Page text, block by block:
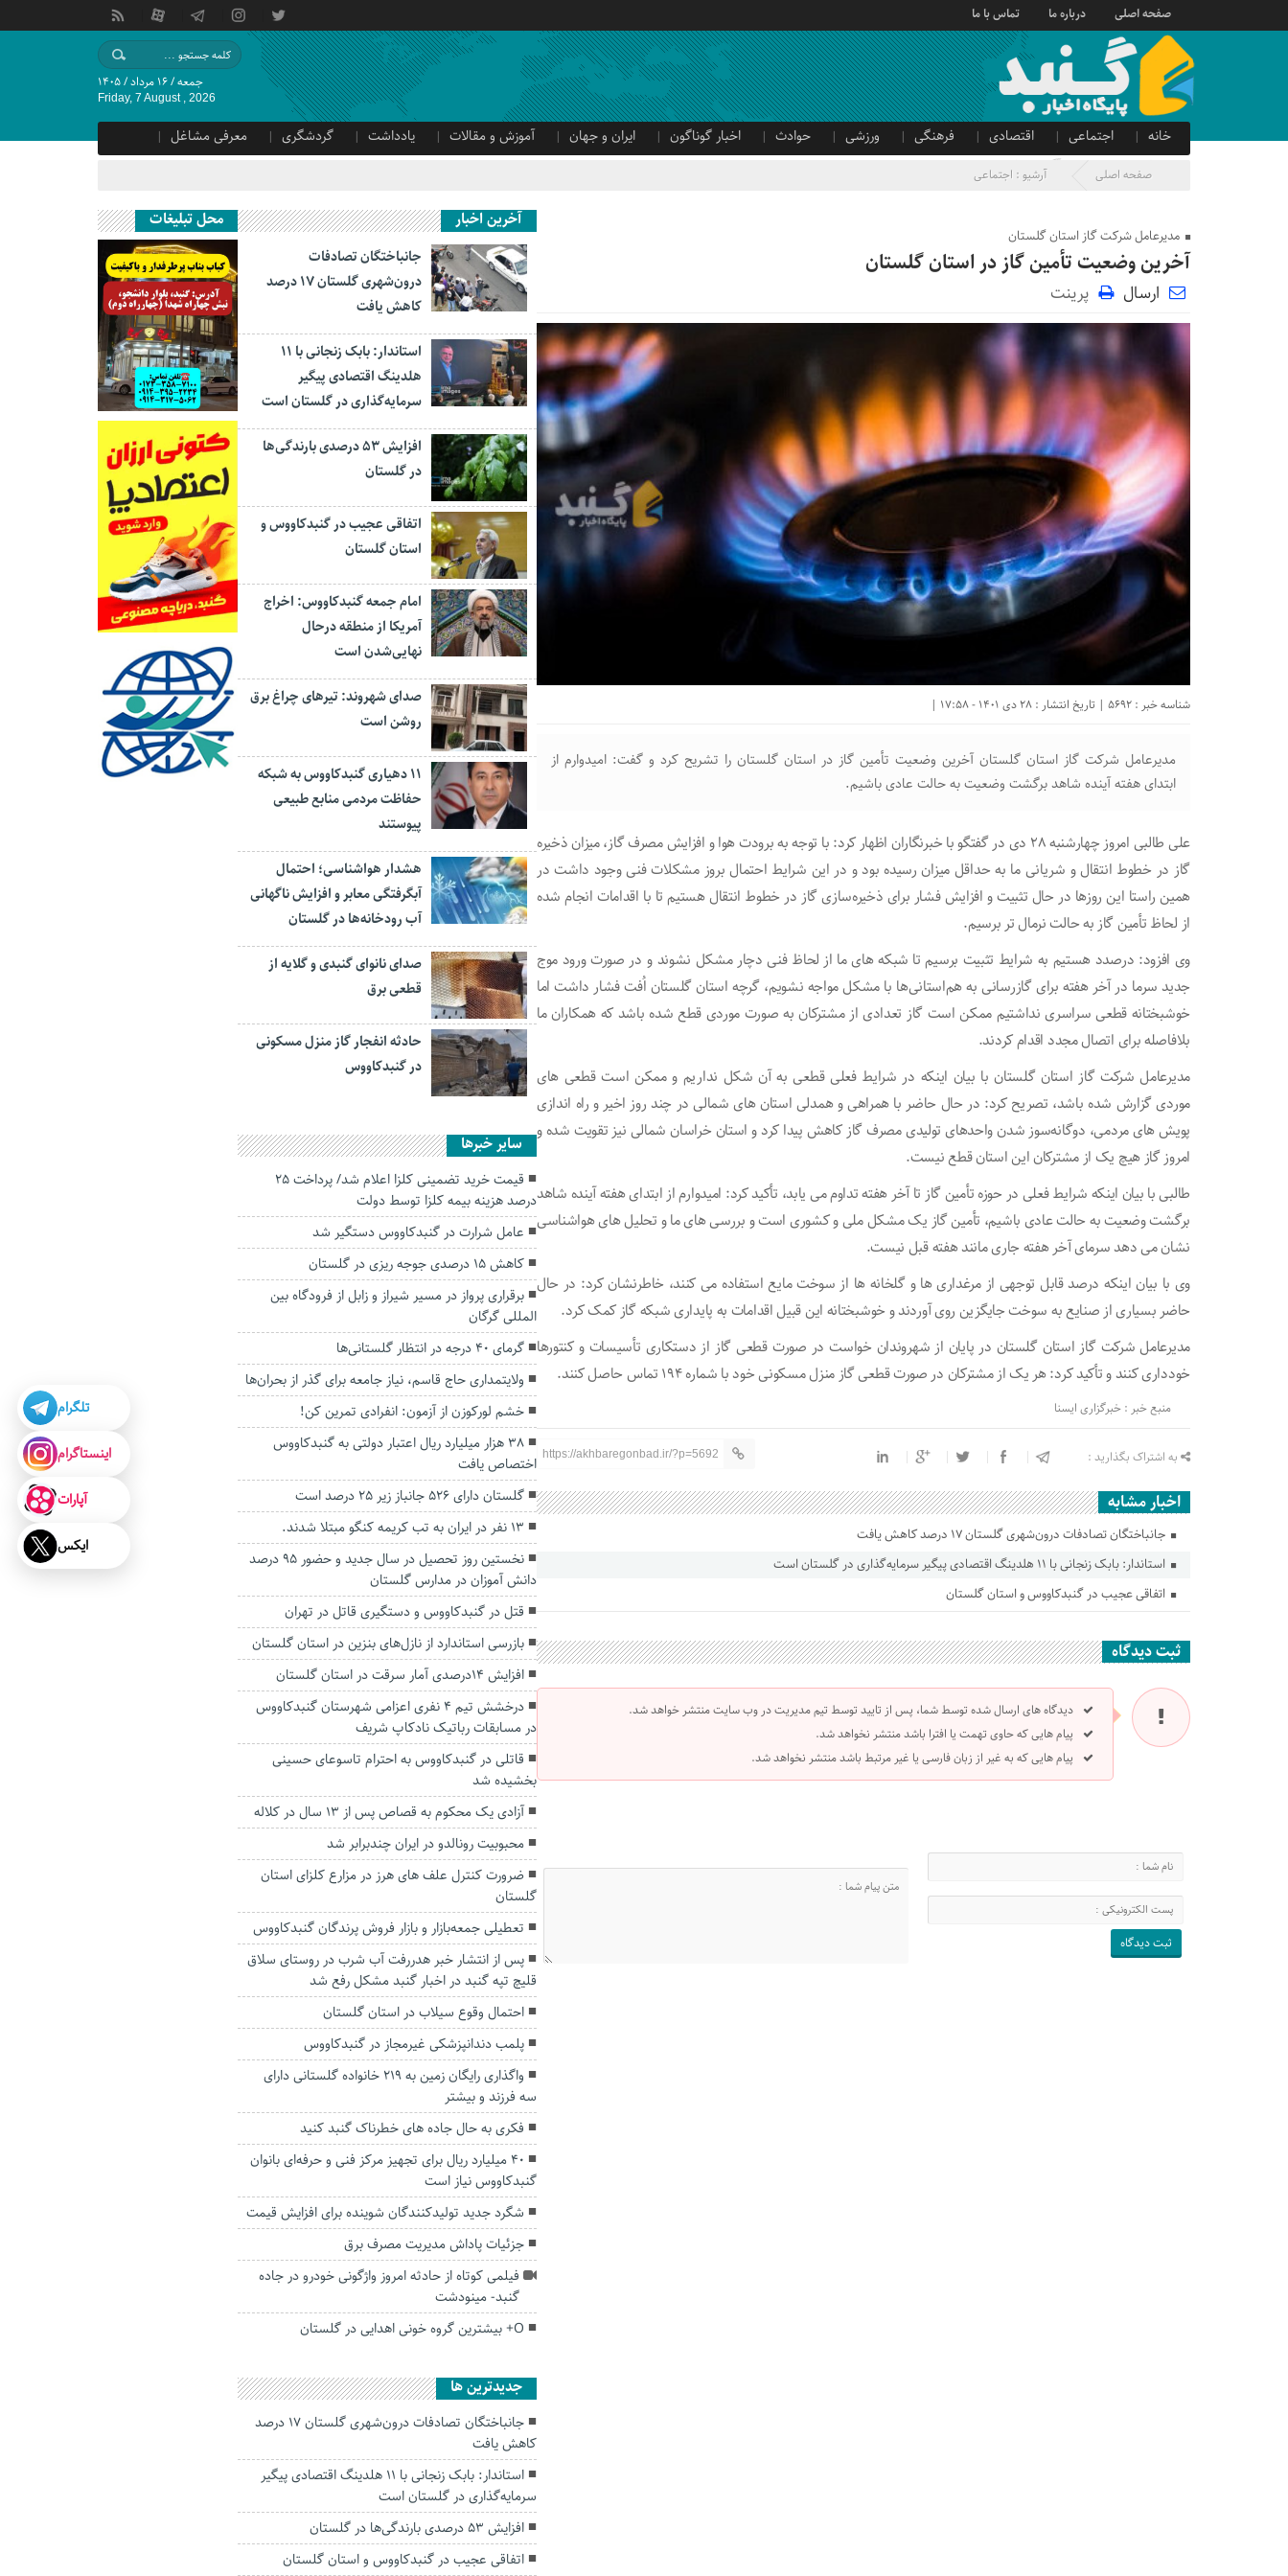
صفحه اصلی درباره ما تماس با ما
جمعه / ۱۶ مرداد / ۱۴۰۵
Friday, 7 August , 2026
خانه اجتماعی اقتصادی فرهنگی ورزشی حوادث اخبار گوناگون ایران و جهان آموزش و مقالات یادداشت گردشگری
معرفی مشاغل
صدای شهروند
آگهی دولتی صفحه اصلی آرشیو : اجتماعی
مدیرعامل شرکت گاز استان گلستان
آخرین وضعیت تأمین گاز در استان گلستان
ارسال پرینت
شناسه خبر : 5692 | تاریخ انتشار : 28 دی 1401 - 17:58 |
مدیرعامل شرکت گاز استان گلستان آخرین وضعیت تأمین گاز در استان گلستان را تشریح کرد و گفت: امیدوارم از
ابتدای هفته آینده شاهد برگشت وضعیت به حالت عادی باشیم.
علی طالبی امروز چهارشنبه ۲۸ دی در گفتگو با خبرنگاران اظهار کرد: با توجه به برودت هوا و افزایش مصرف گاز، میزان ذخیره
گاز در خطوط انتقال و شریانی ما به حداقل میزان رسیده بود و در این شرایط احتمال بروز مشکلات فنی وجود داشت در
همین راستا این روزها در حال تثبیت و افزایش فشار برای ذخیره‌سازی گاز در خطوط انتقال هستیم تا با اقدامات انجام شده
از لحاظ تأمین گاز به حالت نرمال تر برسیم.
وی افزود: درصدد هستیم به شرایط تثبیت برسیم تا شبکه های ما از لحاظ فنی دچار مشکل نشوند و در صورت ورود موج
جدید سرما در آخر هفته برای گازرسانی به هم‌استانی‌ها با مشکل مواجه نشویم، گرچه استان گلستان اُفت فشار داشت اما
خوشبختانه قطعی سراسری نداشتیم ممکن است گاز تعدادی از مشترکان به صورت موردی قطع شده باشد که همکاران ما
بلافاصله برای اتصال مجدد اقدام کردند.
مدیرعامل شرکت گاز استان گلستان با بیان اینکه در شرایط فعلی قطعی به آن شکل نداریم و ممکن است قطعی های
موردی گزارش شده باشد، تصریح کرد: در حال حاضر با همراهی و همدلی استان های شمالی در چند روز اخیر و راه اندازی
پویش های مردمی، دوگانه‌سوز شدن واحدهای تولیدی مصرف گاز کاهش پیدا کرد و استان خراسان شمالی نیز تقویت شده و
امروز گاز هیچ یک از مشترکان این استان قطع نیست.
طالبی با بیان اینکه شرایط فعلی در حوزه تأمین گاز تا آخر هفته تداوم می یابد، تأکید کرد: امیدوارم از ابتدای هفته آینده شاهد
برگشت وضعیت به حالت عادی باشیم، تأمین گاز یک مشکل ملی و کشوری است و بررسی های ما و تحلیل های هواشناسی
نشان می دهد سرمای آخر هفته جاری مانند هفته قبل نیست.
وی با بیان اینکه درصد قابل توجهی از مرغداری ها و گلخانه ها از سوخت مایع استفاده می کنند، خاطرنشان کرد: در حال
حاضر بسیاری از صنایع به سوخت جایگزین روی آوردند و خوشبختانه این قبیل اقدامات به پایداری شبکه گاز کمک کرد.
مدیرعامل شرکت گاز استان گلستان در پایان از شهروندان خواست در صورت قطعی گاز از دستکاری تأسیسات و کنتورها
خودداری کنند و تأکید کرد: هر یک از مشترکان در صورت قطعی گاز منزل مسکونی خود با شماره 194 تماس حاصل کنند.
منبع خبر : خبرگزاری ایسنا
به اشتراک بگذارید : https://akhbaregonbad.ir/?p=5692
اخبار مشابه
جانباختگان تصادفات درون‌شهری گلستان ۱۷ درصد کاهش یافت
استاندار: بابک زنجانی با ۱۱ هلدینگ اقتصادی پیگیر سرمایه‌گذاری در گلستان است
اتفاقی عجیب در‌ گنبدکاووس و استان گلستان
ثبت دیدگاه
دیدگاه های ارسال شده توسط شما، پس از تایید توسط تیم مدیریت در وب سایت منتشر خواهد شد.
پیام هایی که حاوی تهمت یا افترا باشد منتشر نخواهد شد.
پیام هایی که به غیر از زبان فارسی یا غیر مرتبط باشد منتشر نخواهد شد.
آخرین اخبار
جانباختگان تصادفات
درون‌شهری گلستان ۱۷ درصد
کاهش یافت
استاندار: بابک زنجانی با ۱۱
هلدینگ اقتصادی پیگیر
سرمایه‌گذاری در گلستان است
افزایش ۵۳ درصدی بارندگی‌ها
در گلستان
اتفاقی عجیب در‌ گنبدکاووس و
استان گلستان
امام جمعه گنبدکاووس: اخراج
آمریکا از منطقه درحال
نهایی‌شدن است
صدای شهروند: تیرهای چراغ برق
روشن است
۱۱ دهیاری گنبدکاووس به شبکه
حفاظت مردمی منابع طبیعی
پیوستند
هشدار هواشناسی؛ احتمال
آبگرفتگی معابر و افزایش ناگهانی
آب رودخانه‌ها در گلستان
صدای نانوای گنبدی و گلایه از
قطعی برق
حادثه انفجار گاز منزل مسکونی
در گنبدکاووس
سایر خبرها
قیمت خرید تضمینی کلزا اعلام شد/ پرداخت ۲۵
درصد هزینه بیمه کلزا توسط دولت
عامل شرارت در گنبدكاووس دستگیر شد
کاهش ۱۵ درصدی جوجه ریزی در گلستان
برقراری پرواز در مسیر شیراز و زابل از فرودگاه بین
المللی گرگان
گرمای ۴۰ درجه در انتظار گلستانی‌ها
ولایتمداری حاج قاسم، نیاز جامعه برای گذر از بحران‌ها
خشم لورکوزن از آزمون: انفرادی تمرین کن!
۳۸ هزار میلیارد ریال اعتبار دولتی به گنبدکاووس
اختصاص یافت
گلستان دارای ۵۲۶ جانباز زیر ۲۵ درصد است
۱۳ نفر در ایران به تب کریمه کنگو مبتلا شدند.
نخستین روز تحصیل در سال جدید و حضور ۹۵ درصد
دانش آموزان در مدارس گلستان
قتل در گنبدکاووس و دستگیری قاتل در تهران
بازرسی استاندارد از نازل‌های بنزین در استان گلستان
افزایش ۱۴درصدی آمار سرقت در استان گلستان
درخشش تیم 4 نفری اعزامی شهرستان گنبدکاووس
در مسابقات رباتیک نادکاپ شریف
قاتلی در گنبدکاووس به احترام تاسوعای حسینی
بخشیده شد
آزادی یک محکوم به قصاص پس از ۱۳ سال در کلاله
محبوبیت رونالدو در ایران چندبرابر شد
ضرورت کنترل علف های هرز در مزارع کلزای استان
گلستان
تعطیلی جمعه‌بازار و بازار فروش پرندگان گنبدکاووس
پس از انتشار خبر هدررفت آب شرب در روستای سلاق
قلیچ تپه گنبد در اخبار گنبد مشکل رفع شد
احتمال وقوع سیلاب در استان گلستان
پلمب دندانپزشکی غیرمجاز در گنبدکاووس
واگذاری رایگان زمین به ۲۱۹ خانواده گلستانی دارای
سه فرزند و بیشتر
فکری به حال جاده های خطرناک گنبد کنید
۴۰ میلیارد ریال برای تجهیز مرکز فنی و حرفه‌ای بانوان
گنبدکاووس نیاز است
شگرد جدید تولیدکنندگان شوینده برای افزایش قیمت‌
جزئیات پاداش مدیریت مصرف برق
فیلمی کوتاه از حادثه امروز واژگونی خودرو در جاده
گنبد- مینودشت
O+ بیشترین گروه خونی اهدایی در گلستان
جديدترين ها
جانباختگان تصادفات درون‌شهری گلستان ۱۷ درصد
کاهش یافت
استاندار: بابک زنجانی با ۱۱ هلدینگ اقتصادی پیگیر
سرمایه‌گذاری در گلستان است
افزایش ۵۳ درصدی بارندگی‌ها در گلستان
اتفاقی عجیب در‌ گنبدکاووس و استان گلستان
محل تبلیغات
تلگرام
اینستاگرام
آپارات
ایکس